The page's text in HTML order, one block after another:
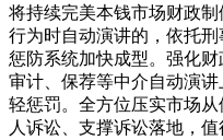
将持续完美本钱市场财政
行为时自动演讲的，依托
惩防系统加快成型。强化
审计、保荐等中介自动演
轻惩罚。全方位压实市场
人诉讼、支撑诉讼落地，